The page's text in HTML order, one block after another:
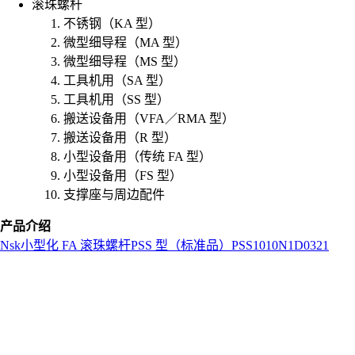
滚珠螺杆
不锈钢（KA 型）
微型细导程（MA 型）
微型细导程（MS 型）
工具机用（SA 型）
工具机用（SS 型）
搬送设备用（VFA／RMA 型）
搬送设备用（R 型）
小型设备用（传统 FA 型）
小型设备用（FS 型）
支撑座与周边配件
产品介绍
Nsk小型化 FA 滚珠螺杆PSS 型（标准品） PSS1010N1D0321